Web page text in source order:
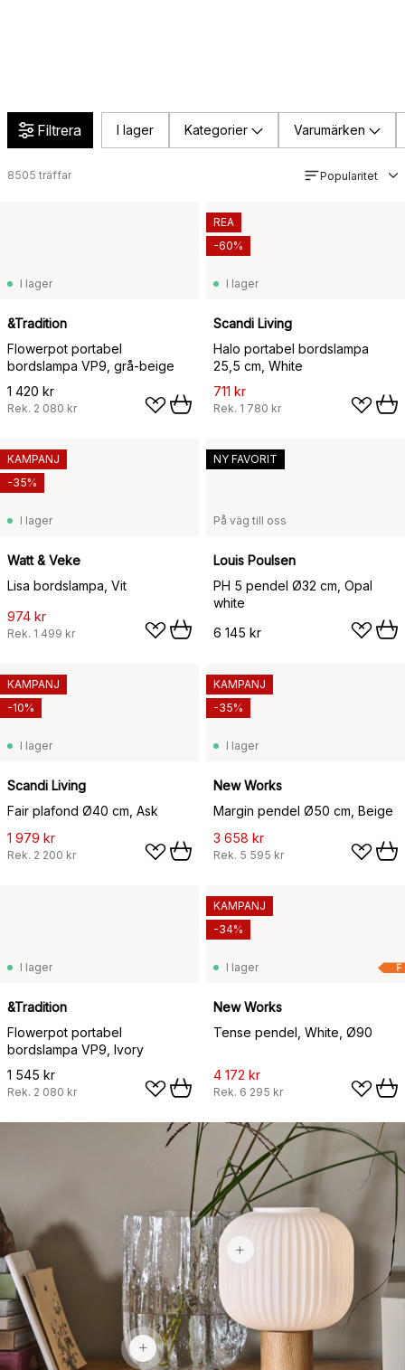
Filtrera I lager Kategorier Varumärken
8505 träffar Popularitet
I lager
&Tradition
Flowerpot portabel
bordslampa VP9, grå-beige
1 420 kr
Rek. 2 080 kr
I lager
Scandi Living
Halo portabel bordslampa
25,5 cm, White
711 kr
Rek. 1 780 kr
REA
-60%
I lager
Watt & Veke
Lisa bordslampa, Vit
974 kr
Rek. 1 499 kr
KAMPANJ
-35%
På väg till oss
Louis Poulsen
PH 5 pendel Ø32 cm, Opal
white
6 145 kr
NY FAVORIT
I lager
Scandi Living
Fair plafond Ø40 cm, Ask
1 979 kr
Rek. 2 200 kr
KAMPANJ
-10%
I lager
New Works
Margin pendel Ø50 cm, Beige
3 658 kr
Rek. 5 595 kr
KAMPANJ
-35%
I lager
&Tradition
Flowerpot portabel
bordslampa VP9, Ivory
1 545 kr
Rek. 2 080 kr
F
I lager
New Works
Tense pendel, White, Ø90
4 172 kr
Rek. 6 295 kr
KAMPANJ
-34%
1 159 kr
2 700 kr